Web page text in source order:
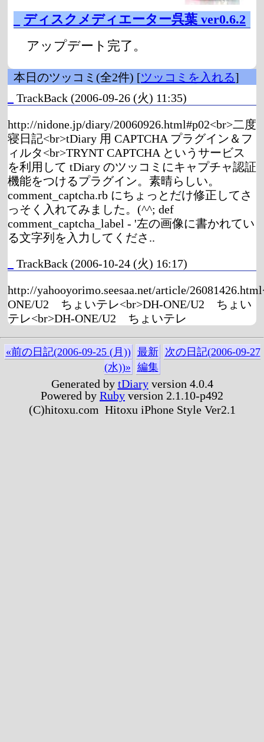
ディスクメディエーター呉葉 ver0.6.2
アップデート完了。
本日のツッコミ(全2件) [ツッコミを入れる]
TrackBack (2006-09-26 (火) 11:35)
http://nidone.jp/diary/20060926.html#p02<br>二度
寝日記<br>tDiary 用 CAPTCHA プラグイン＆フ
ィルタ<br>TRYNT CAPTCHA というサービス
を利用して tDiary のツッコミにキャプチャ認証
機能をつけるプラグイン。素晴らしい。
comment_captcha.rb にちょっとだけ修正してさ
っそく入れてみました。(^^; def
comment_captcha_label - '左の画像に書かれてい
る文字列を入力してくださ..
TrackBack (2006-10-24 (火) 16:17)
http://yahooyorimo.seesaa.net/article/
ONE/U2 ちょいテレ<br>DH-ONE/U2 ちょい
テレ<br>DH-ONE/U2 ちょいテレ
«前の日記(2006-09-25 (月)) 最新
次の日記(2006-09-27
(水))» 編集
Generated by tDiaryversion 4.0.4
Powered by Ruby version 2.1.10-p492